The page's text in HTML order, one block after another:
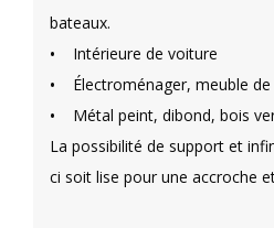
bateaux.
• Intérieure de voiture
•
Électroménager, meuble de
• Métal peint, dibond, bois
La possibilité de support et
ci soit lise pour une accroche